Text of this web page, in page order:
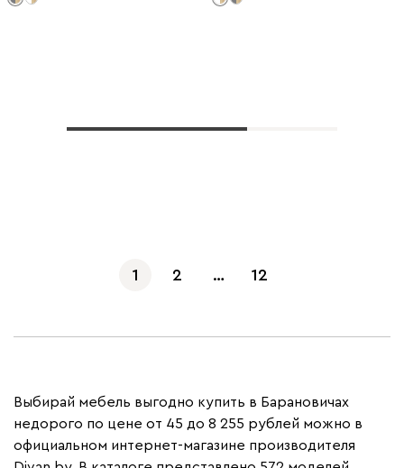
1 2 … 12
Выбирай мебель выгодно купить в Барановичах
недорого по цене от 45 до 8 255 рублей можно в
официальном интернет-магазине производителя